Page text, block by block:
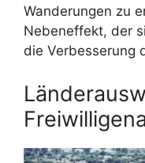
Wanderungen zu
Nebeneffekt, der
die Verbesserung